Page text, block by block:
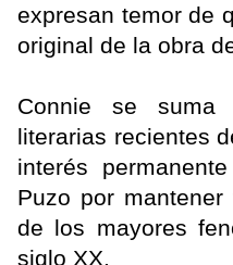
expresan temor de
original de la obra
Connie se suma
literarias recientes
interés
Puzo por
de los mayores
siglo XX.